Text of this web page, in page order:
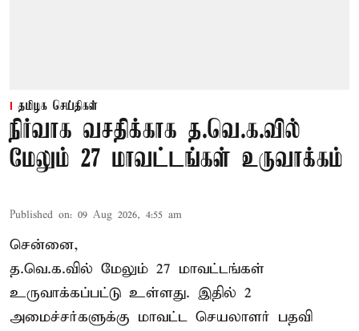
தமிழக செய்திகள்
நிர்வாக வசதிக்காக த.வெ.க.வில்
மேலும் 27 மாவட்டங்கள் உருவாக்கம்
Published on: 09 Aug 2026, 4:55 am
சென்னை,
த.வெ.க.வில் மேலும் 27 மாவட்டங்கள்
உருவாக்கப்பட்டு உள்ளது. இதில் 2
அமைச்சர்களுக்கு மாவட்ட செயலாளர் பதவி